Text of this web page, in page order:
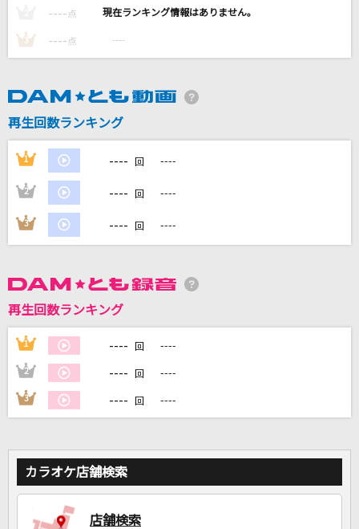
[生音]メロディー
ガヴリール(CV:富田美憂)、ヴィーネ(CV:大西沙織)、サターニャ(CV:大空
直美)、ラフィエル(CV:花澤香菜)
DAMの新曲・ランキングなど
カラオケをもっと楽しもう！
家族や友達と一緒に！練習にも！
---- 点 ----
3 ---- 点 ----
再生回数ランキング
1 ---- 回 ----
2 ---- 回 ----
3 ---- 回 ----
再生回数ランキング
1 ---- 回 ----
2 ---- 回 ----
3 ---- 回 ----
カラオケ店舗検索
店舗検索